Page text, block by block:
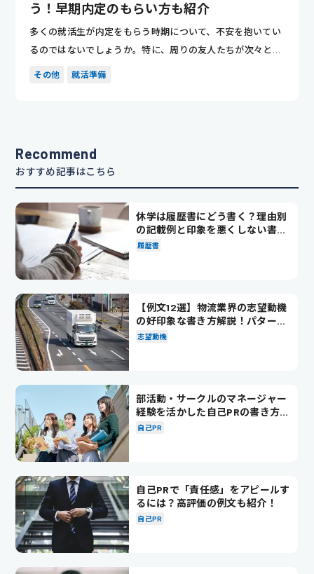
う！早期内定のもらい方も紹介
多くの就活生が内定をもらう時期について、不安を抱いてい
るのではないでしょうか。特に、周りの友人たちが次々と内
定を獲得して...
その他 就活準備
Recommend
おすすめ記事はこちら
休学は履歴書にどう書く？理由別
の記載例と印象を悪くしない書き
方を解説
履歴書
【例文12選】物流業界の志望動機
の好印象な書き方解説！パターン
別の例文も紹介
志望動機
部活動・サークルのマネージャー
経験を活かした自己PRの書き方を
徹底解説！
自己PR
自己PRで「責任感」をアピールす
るには？高評価の例文も紹介！
自己PR